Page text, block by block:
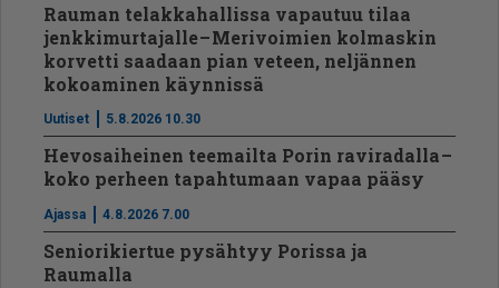
Rauman telakkahallissa vapautuu tilaa
jenkkimurtajalle – Merivoimien kolmaskin
korvetti saadaan pian veteen, neljännen
kokoaminen käynnissä
Uutiset 5.8.2026 10.30
Hevosaiheinen teemailta Porin raviradalla –
koko perheen tapahtumaan vapaa pääsy
Ajassa 4.8.2026 7.00
Seniorikiertue pysähtyy Porissa ja
Raumalla